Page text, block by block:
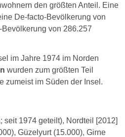
den größten Anteil. Eine
De-facto-Bevölkerung von
von 286.257
im Jahre 1974 im Norden
wurden zum größten Teil
zumeist im Süden der Insel.
seit 1974 geteilt), Nordteil [2012]
Güzelyurt (15.000), Girne